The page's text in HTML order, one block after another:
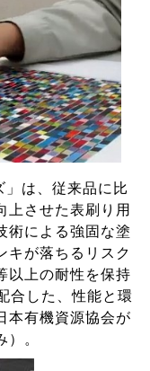
」は、従来品に比
上させた表刷り用
術による強固な塗
キが落ちるリスク
以上の耐性を保持
合した、性能と環
本有機資源協会が
。